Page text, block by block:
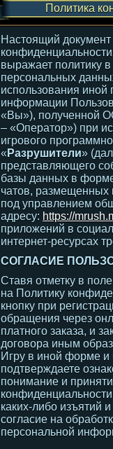
Политика
Настоящий
выражает политику
персональных
использования иной
информации
«Вы»), полученной
– «Оператор») при
игрового
«Разрушители»
представляющего
базы данных в
чатов, размещенных
под управлением
адресу: https://
приложений в
интернет-ресурсах
СОГЛАСИЕ
Ставя отметку в
на Политику
кнопку при
обращения через
платного заказа, и
договора иным
Игру в иной форме
подтверждаете
понимание и
каких-либо изъятий
согласие на
персональной